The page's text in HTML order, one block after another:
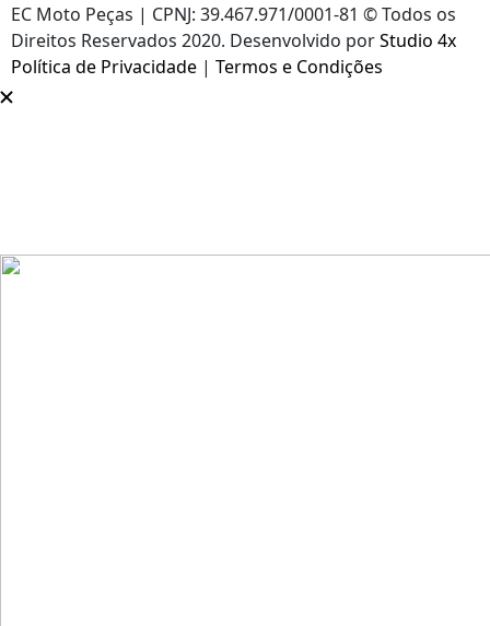
EC Moto Peças | CPNJ: 39.467.971/0001-81 © Todos os
Direitos Reservados 2020. Desenvolvido porStudio 4x
Política de Privacidade | Termos e Condições